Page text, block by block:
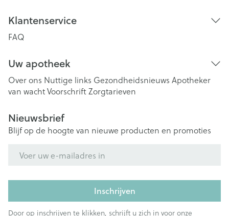
Klantenservice
FAQ
Uw apotheek
Over ons Nuttige links Gezondheidsnieuws Apotheker
van wachtVoorschriftZorgtarieven
Nieuwsbrief
Blijf op de hoogte van nieuwe producten en promoties
Inschrijven
Door op inschrijven te klikken, schrijft u zich in voor onze